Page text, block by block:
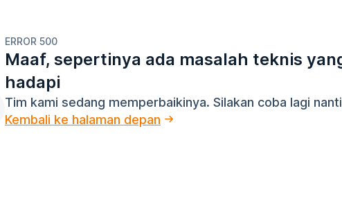
ERROR 500
Maaf, sepertinya ada masalah teknis
hadapi
Tim kami sedang memperbaikinya. Silakan coba lagi
Kembali ke halaman depan